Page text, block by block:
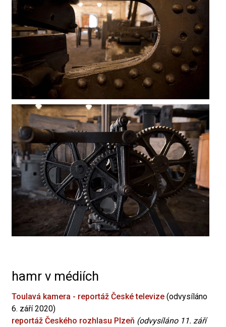
hamr v médiích
Toulavá kamera - reportáž České televize (odvysíláno
6. září 2020)
reportáž Českého rozhlasu Plzeň (odvysíláno 11. září